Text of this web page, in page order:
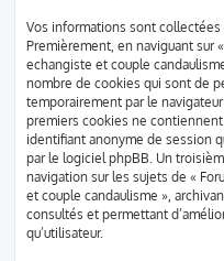
Vos informations sont
Premièrement, en naviguant sur
echangiste et couple
nombre de cookies qui sont de
temporairement par le
premiers cookies ne
identifiant anonyme de session
par le logiciel phpBB. Un
navigation sur les sujets de «
et couple candaulisme »,
consultés et permettant
qu’utilisateur.